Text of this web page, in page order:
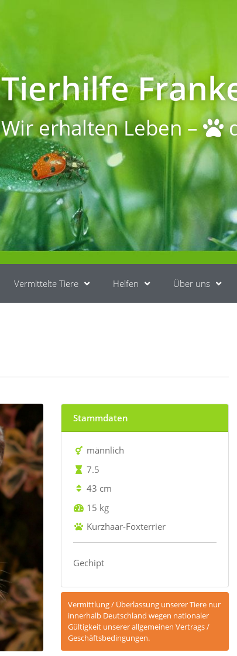
Tierhilfe
Wir erhalten Leben –
Vermittelte Tiere Helfen Über uns
Stammdaten
männlich
7.5
43 cm
15 kg
Kurzhaar-Foxterrier
Gechipt
Vermittlung / Überlassung unserer Tiere nur
innerhalb Deutschland wegen nationaler
Gültigkeit unserer allgemeinen Vertrags /
Geschäftsbedingungen.